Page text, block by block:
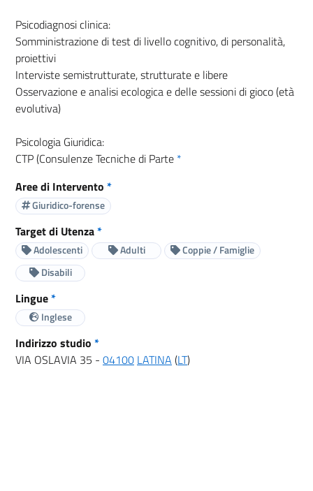
Psicodiagnosi clinica:
Somministrazione di test di livello cognitivo, di personalità,
proiettivi
Interviste semistrutturate, strutturate e libere
Osservazione e analisi ecologica e delle sessioni di gioco (età
evolutiva)
Psicologia Giuridica:
CTP (Consulenze Tecniche di Parte *
Aree di Intervento *
Giuridico-forense
Target di Utenza*
Adolescenti Adulti
Coppie / Famiglie
Disabili
Lingue*
Inglese
Indirizzo studio *
VIA OSLAVIA 35 - 04100 LATINA (LT)